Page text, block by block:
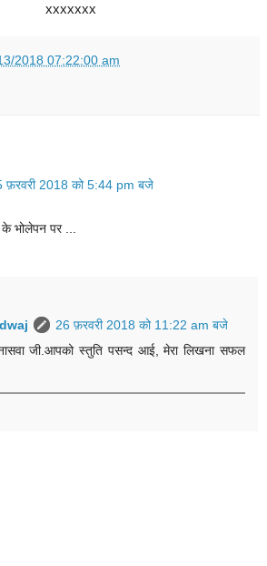
xxxxxxx
2018 07:22:00 am
फ़रवरी 2018 को 5:44 pm बजे
भोलेपन पर ...
26 फ़रवरी 2018 को 11:22 am बजे
नासवा जी.आपको स्तुति पसन्द आई, मेरा लिखना सफल